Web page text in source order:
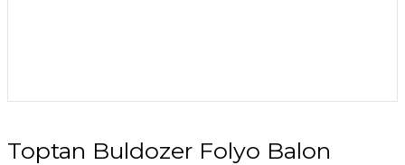
Toptan Buldozer Folyo Balon